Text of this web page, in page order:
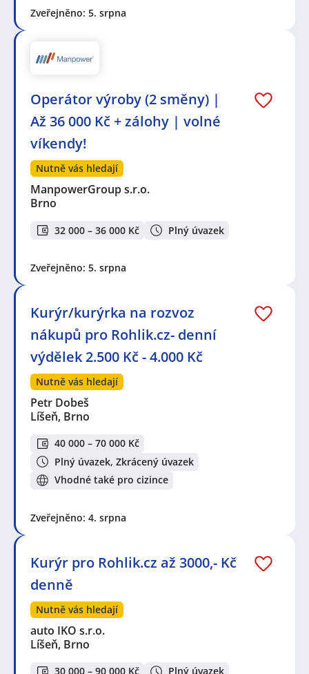
Zveřejněno: 5. srpna
Operátor výroby (2 směny) |
Až 36 000 Kč + zálohy | volné
víkendy!
Nutně vás hledají
ManpowerGroup s.r.o.
Brno
32 000 – 36 000 Kč Plný úvazek
Zveřejněno: 5. srpna
Kurýr/kurýrka na rozvoz
nákupů pro Rohlik.cz- denní
výdělek 2.500 Kč - 4.000 Kč
Nutně vás hledají
Petr Dobeš
Líšeň, Brno
40 000 – 70 000 Kč
Plný úvazek, Zkrácený úvazek
Vhodné také pro cizince
Zveřejněno: 4. srpna
Kurýr pro Rohlik.cz až 3000,- Kč
denně
Nutně vás hledají
auto IKO s.r.o.
Líšeň, Brno
30 000 – 90 000 Kč
Plný úvazek